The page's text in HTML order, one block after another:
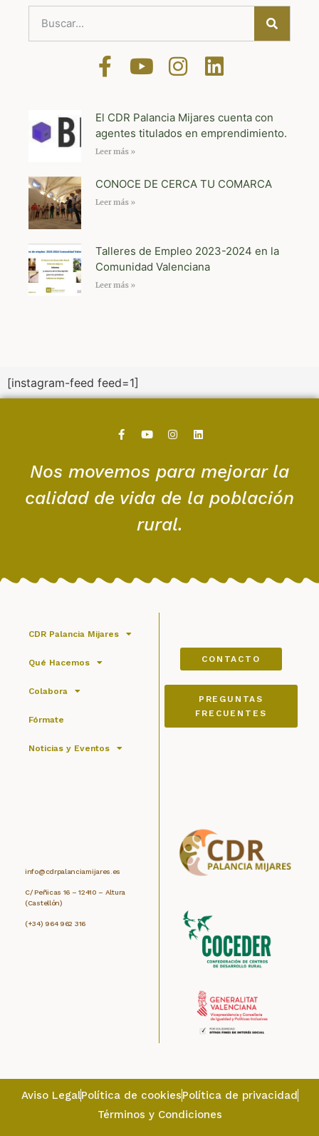
El CDR Palancia Mijares cuenta con
agentes titulados en emprendimiento.
Leer más »
CONOCE DE CERCA TU COMARCA
Leer más »
Talleres de Empleo 2023-2024 en la
Comunidad Valenciana
Leer más »
[instagram-feed feed=1]
Nos movemos para mejorar la
calidad de vida de la población
rural.
CDR Palancia Mijares
Qué Hacemos
Colabora
Fórmate
Noticias y Eventos
CONTACTO
PREGUNTAS
FRECUENTES
info@cdrpalanciamijares.es
C/ Peñicas 16 – 12410 – Altura
(Castellón)
(+34) 964 962 316
Aviso LegalPolítica de cookiesPolítica de privacidad
Términos y Condiciones